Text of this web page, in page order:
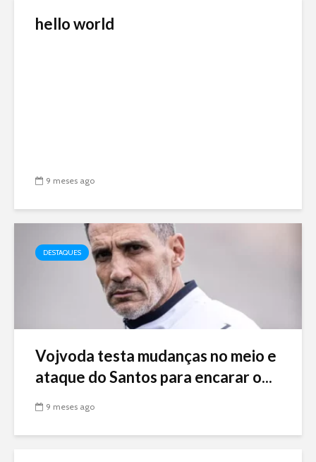
hello world
9 meses ago
DESTAQUES
Vojvoda testa mudanças no meio e
ataque do Santos para encarar o...
9 meses ago